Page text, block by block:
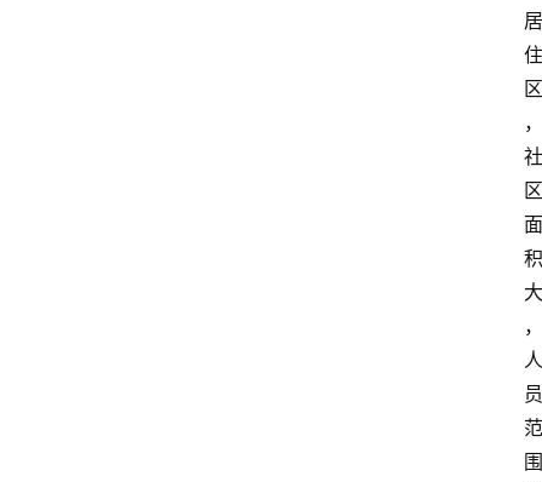
居
住
区
，
社
区
面
积
大
，
人
员
范
围